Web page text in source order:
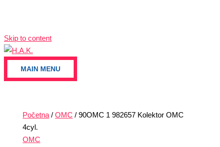
Skip to content
MAIN MENU
Početna /OMC / 90OMC 1 982657 Kolektor OMC
4cyl.
OMC